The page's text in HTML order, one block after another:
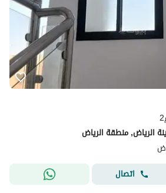
الرياض, منطقة الرياض
اتصال